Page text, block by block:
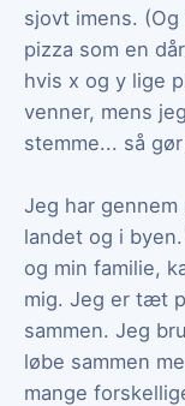
sjovt imens.
pizza som en
hvis x og y lige
venner, mens
stemme... så
Jeg har
landet og i
og min familie,
mig. Jeg er tæt
sammen. Jeg
løbe sammen
mange